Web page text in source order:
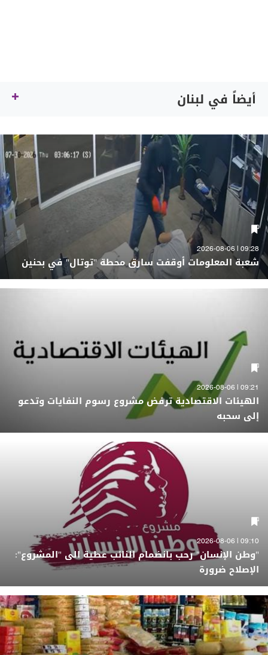
أيضاً في لبنان
09:28 | 2026-08-06
شعبة المعلومات أوقفت سارق محطة "توتال" في بحنين
09:21 | 2026-08-06
الهيئات الاقتصادية ترفض مشروع رسوم النفايات وتدعو
إلى سحبه
09:10 | 2026-08-06
"وطن الإنسان" رحب بانضمام النائب عطية الى "المشروع":
الإصلاح ضرورة